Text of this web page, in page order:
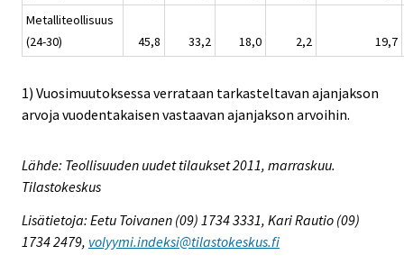
Metalliteollisuus
(24-30)
45,8 33,2 18,0 2,2 19,7
1) Vuosimuutoksessa verrataan tarkasteltavan ajanjakson
arvoja vuodentakaisen vastaavan ajanjakson arvoihin.
Lähde: Teollisuuden uudet tilaukset 2011, marraskuu.
Tilastokeskus
Lisätietoja: Eetu Toivanen (09) 1734 3331, Kari Rautio (09)
1734 2479, volyymi.indeksi@tilastokeskus.fi